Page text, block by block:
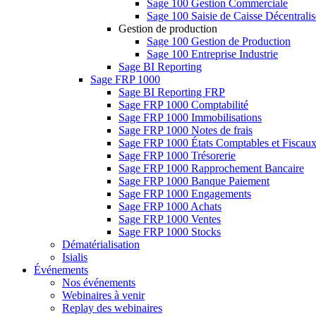
Sage 100 Gestion Commerciale
Sage 100 Saisie de Caisse
Gestion de production
Sage 100 Gestion de Production
Sage 100 Entreprise Industrie
Sage BI Reporting
Sage FRP 1000
Sage BI Reporting FRP
Sage FRP 1000 Comptabilité
Sage FRP 1000 Immobilisations
Sage FRP 1000 Notes de frais
Sage FRP 1000 États Comptables et Fiscaux
Sage FRP 1000 Trésorerie
Sage FRP 1000 Rapprochement Bancaire
Sage FRP 1000 Banque Paiement
Sage FRP 1000 Engagements
Sage FRP 1000 Achats
Sage FRP 1000 Ventes
Sage FRP 1000 Stocks
Dématérialisation
Isialis
Événements
Nos événements
Webinaires à venir
Replay des webinaires